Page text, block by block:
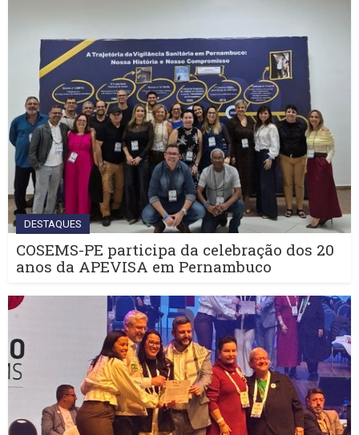
DESTAQUES
COSEMS-PE participa da celebração dos 20
anos da APEVISA em Pernambuco